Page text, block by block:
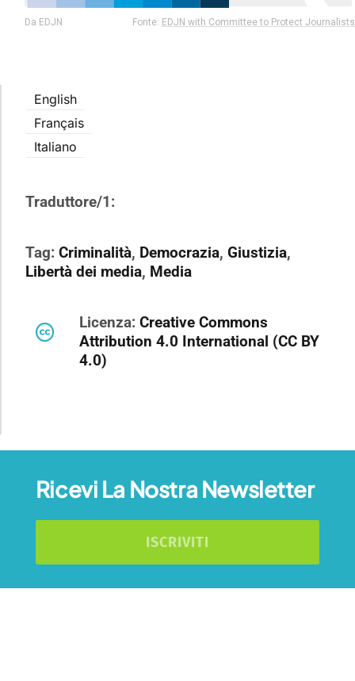
English
Français
Italiano
Traduttore/1:
Tag: Criminalità, Democrazia, Giustizia,
Libertà dei media, Media
Licenza: Creative Commons
Attribution 4.0 International (CC BY
4.0)
Ricevi La Nostra Newsletter
ISCRIVITI